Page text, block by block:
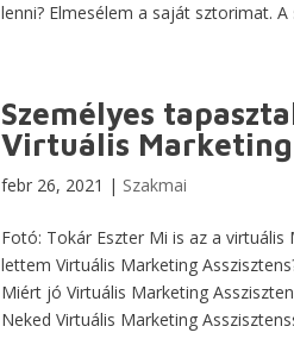
lenni? Elmesélem a saját sztorimat. A
Személyes
Virtuális Marketing
febr 26, 2021 | Szakmai
Fotó: Tokár Eszter Mi is az a virtuális
lettem Virtuális Marketing
Miért jó Virtuális Marketing
Neked Virtuális Marketing